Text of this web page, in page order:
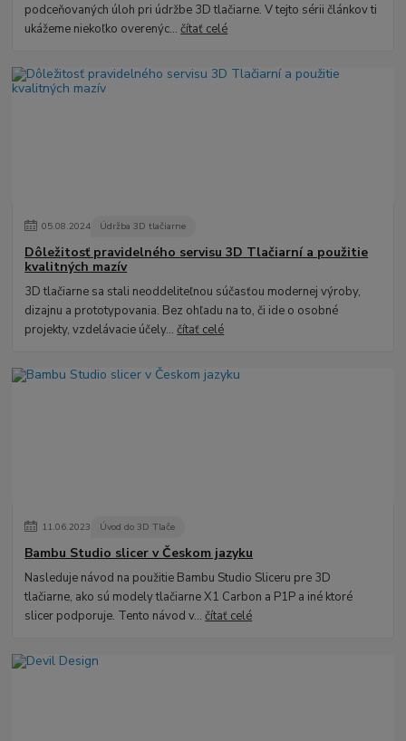
podceňovaných úloh pri údržbe 3D tlačiarne. V tejto sérii článkov ti
ukážeme niekoľko overenýc...čítať celé
05.08.2024 Údržba 3D tlačiarne
Dôležitosť pravidelného servisu 3D Tlačiarní a použitie
kvalitných mazív
3D tlačiarne sa stali neoddeliteľnou súčasťou modernej výroby,
dizajnu a prototypovania. Bez ohľadu na to, či ide o osobné
projekty, vzdelávacie účely...čítať celé
11.06.2023 Úvod do 3D Tlače
Bambu Studio slicer v Českom jazyku
Nasleduje návod na použitie Bambu Studio Sliceru pre 3D
tlačiarne, ako sú modely tlačiarne X1 Carbon a P1P a iné ktoré
slicer podporuje. Tento návod v...čítať celé